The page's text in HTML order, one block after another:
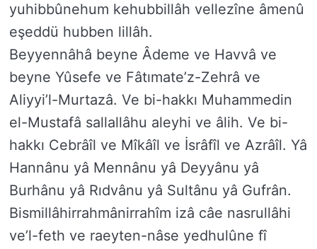
yuhibbûnehum kehubbillâh vellezîne âmenû
eşeddü hubben lillâh.
Beyyennâhâ beyne Âdeme ve Havvâ ve
beyne Yûsefe ve Fâtımate’z-Zehrâ ve
Aliyyi’l-Murtazâ. Ve bi-hakkı Muhammedin
el-Mustafâ sallallâhu aleyhi ve âlih. Ve bi-
hakkı Cebrâîl ve Mîkâîl ve İsrâfîl ve Azrâîl. Yâ
Hannânu yâ Mennânu yâ Deyyânu yâ
Burhânu yâ Rıdvânu yâ Sultânu yâ Gufrân.
Bismillâhirrahmânirrahîm izâ câe nasrullâhi
ve’l-feth ve raeyten-nâse yedhulûne fî